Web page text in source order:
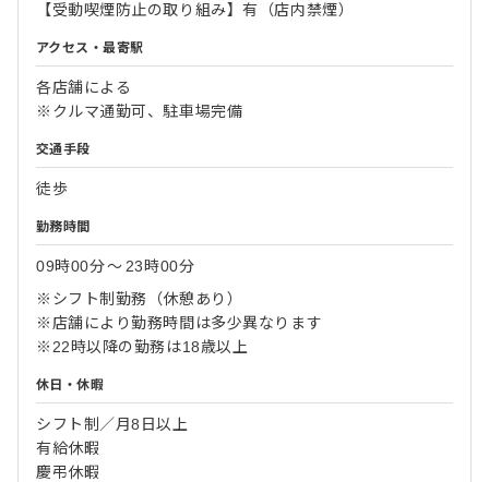
【受動喫煙防止の取り組み】有（店内禁煙）
アクセス・最寄駅
各店舗による
※クルマ通勤可、駐車場完備
交通手段
徒歩
勤務時間
09時00分〜 23時00分
※シフト制勤務（休憩あり）
※店舗により勤務時間は多少異なります
※22時以降の勤務は18歳以上
休日・休暇
シフト制／月8日以上
有給休暇
慶弔休暇